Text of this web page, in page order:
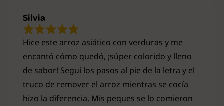
Hice este arroz asiático con verduras y me
encantó cómo quedó, ¡súper colorido y lleno
de sabor! Seguí los pasos al pie de la letra y el
truco de remover el arroz mientras se cocía
hizo la diferencia. Mis peques se lo comieron
Silvia